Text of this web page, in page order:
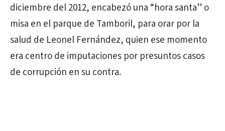
diciembre del 2012, encabezó una “hora santa” o
misa en el parque de Tamboril, para orar por la
salud de Leonel Fernández, quien ese momento
era centro de imputaciones por presuntos casos
de corrupción en su contra.